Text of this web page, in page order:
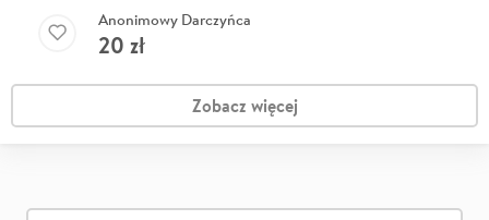
Anonimowy Darczyńca
20 zł
Zobacz więcej